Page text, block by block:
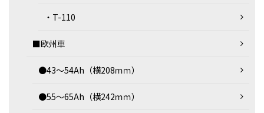
・T-110
■欧州車
●43～54Ah（横208ｍｍ）
●55～65Ah（横242ｍｍ）